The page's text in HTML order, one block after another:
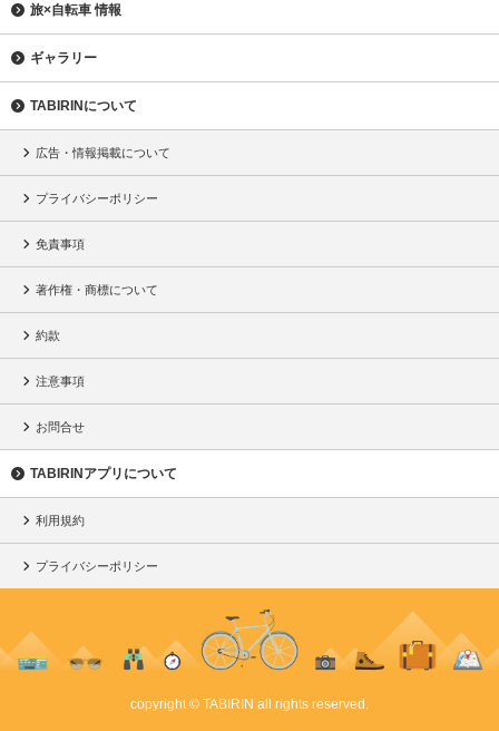
旅×自転車 情報
ギャラリー
TABIRINについて
広告・情報掲載について
プライバシーポリシー
免責事項
著作権・商標について
約款
注意事項
お問合せ
TABIRINアプリについて
利用規約
プライバシーポリシー
copyright © TABIRIN all rights reserved.